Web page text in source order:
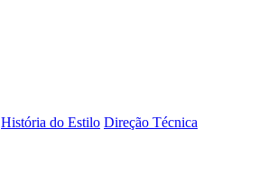
História do Estilo Direção Técnica